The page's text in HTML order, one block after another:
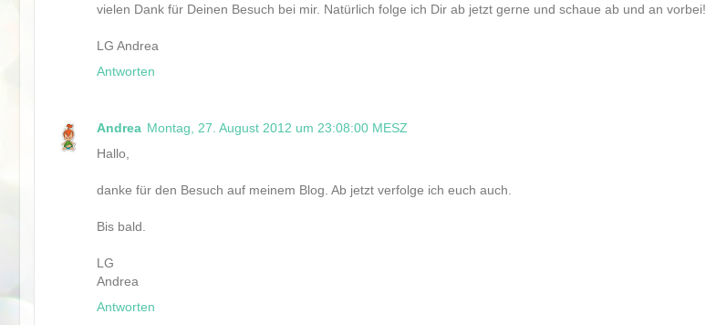
vielen Dank für Deinen Besuch bei mir. Natürlich folge ich Dir ab jetzt gerne und schaue ab und an vorbei!
LG Andrea
Antworten
Andrea Montag, 27. August 2012 um 23:08:00 MESZ
Hallo,
danke für den Besuch auf meinem Blog. Ab jetzt verfolge ich euch auch.
Bis bald.
LG
Andrea
Antworten